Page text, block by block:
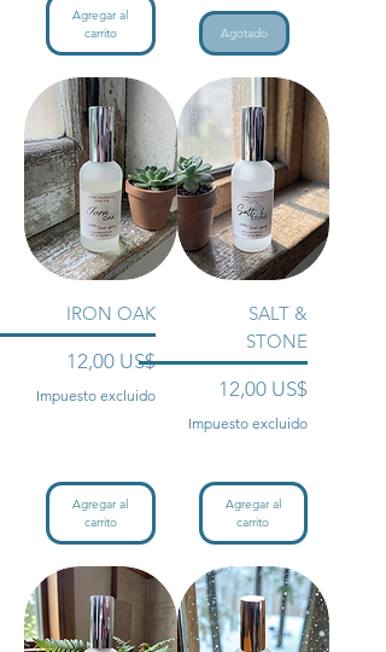
Agregar al
carrito
Agotado
IRON OAK
Precio
12,00 US$
Impuesto excluido
Agregar al
carrito
SALT &
STONE
Precio
12,00 US$
Impuesto excluido
Agregar al
carrito